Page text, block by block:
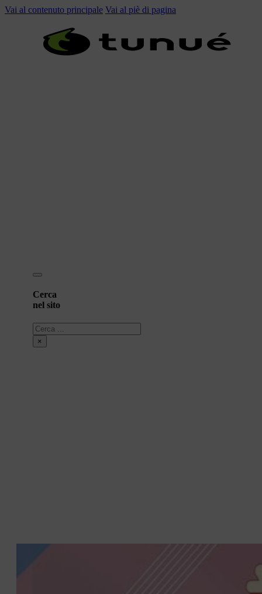
Vai al contenuto principale Vai al piè di pagina
Cerca
nel sito
Cerca
×